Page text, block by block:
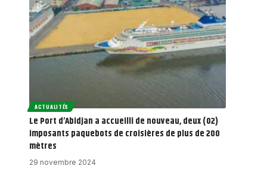
ACTUALITÉS
Le Port d’Abidjan a accueilli de nouveau, deux (02)
imposants paquebots de croisières de plus de 200
mètres
29 novembre 2024